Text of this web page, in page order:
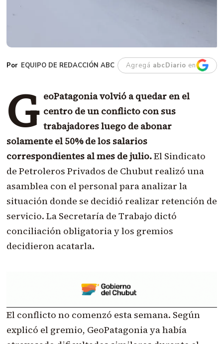
EQUIPO DE REDACCIÓN ABC Agregá abcDiario en
G eoPatagonia volvió a quedar en el
centro de un conflicto con sus
trabajadores luego de abonar
solamente el 50% de los salarios
correspondientes al mes de julio.El Sindicato
de Petroleros Privados de Chubut realizó una
asamblea con el personal para analizar la
situación donde se decidió realizar retención de
servicio. La Secretaría de Trabajo dictó
conciliación obligatoria y los gremios
decidieron acatarla.
El conflicto no comenzó esta semana. Según
explicó el gremio, GeoPatagonia ya había